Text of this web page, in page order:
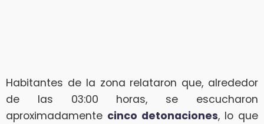
Habitantes de la zona relataron que, alrededor
de las 03:00 horas, se escucharon
aproximadamente cinco detonaciones, lo que